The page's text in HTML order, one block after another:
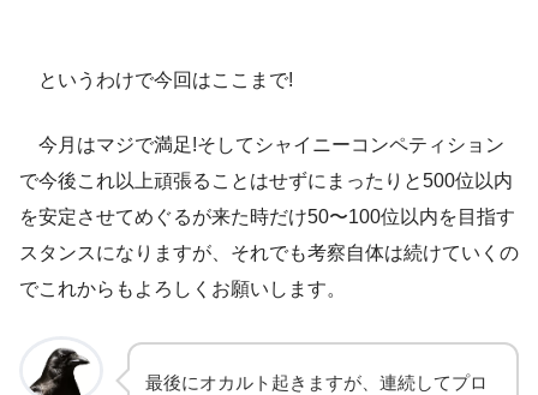
というわけで今回はここまで!
今月はマジで満足!そしてシャイニーコンペティション
で今後これ以上頑張ることはせずにまったりと500位以内
を安定させてめぐるが来た時だけ50〜100位以内を目指す
スタンスになりますが、それでも考察自体は続けていくの
でこれからもよろしくお願いします。
最後にオカルト起きますが、連続してプロ